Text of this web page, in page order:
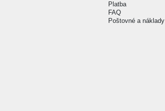
Platba
FAQ
Poštovné a náklady